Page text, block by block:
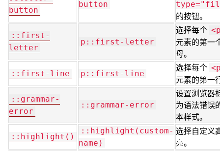
button
button
的按钮。
::first-
letter
p::first-letter
选择每个
元素的第一
母。
::first-line p::first-line
选择每个
元素的第一
::grammar-
error
::grammar-error
设置浏览器
为语法错误
本样式。
::highlight()
::highlight(custom-
name)
选择自定义
亮。